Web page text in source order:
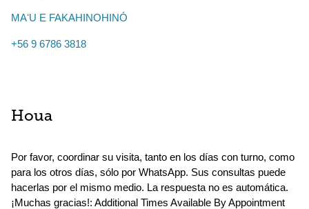
MAʻU E FAKAHINOHINÓ
+56 9 6786 3818
Houa
Por favor, coordinar su visita, tanto en los días con turno, como
para los otros días, sólo por WhatsApp. Sus consultas puede
hacerlas por el mismo medio. La respuesta no es automática.
¡Muchas gracias!: Additional Times Available By Appointment